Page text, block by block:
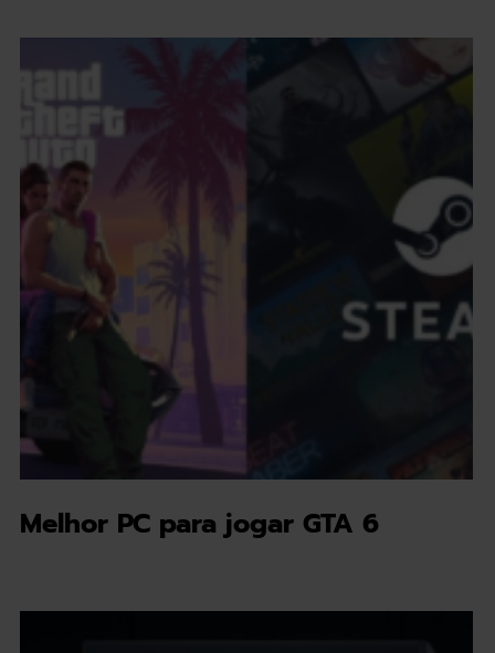
Melhor PC para jogar GTA 6